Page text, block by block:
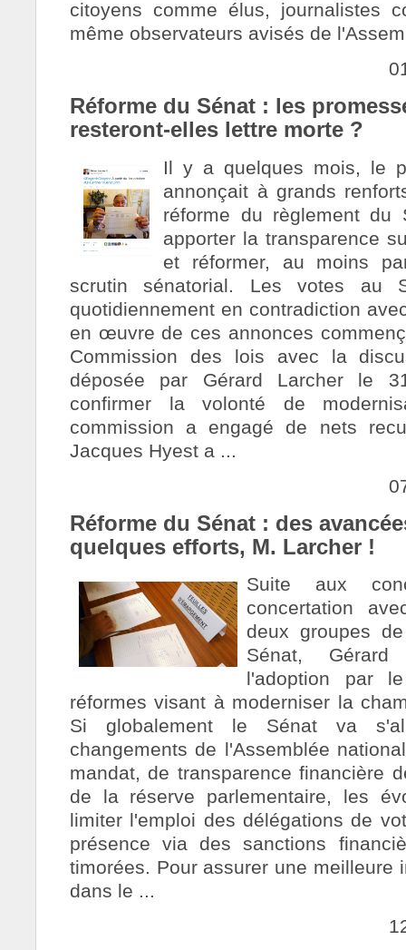
citoyens comme élus, journalistes
même observateurs avisés de
Réforme du Sénat : les
resteront-elles lettre morte ?
Il y a quelques mois, le
annonçait à grands
réforme du règlement du
apporter la transparence
et réformer, au moins
scrutin sénatorial. Les votes au
quotidiennement en contradiction
en œuvre de ces annonces
Commission des lois avec la
déposée par Gérard Larcher le
confirmer la volonté de
commission a engagé de nets
Jacques Hyest a ...
Réforme du Sénat : des
quelques efforts, M. Larcher !
Suite aux
concertation
deux groupes
Sénat,
l'adoption par
réformes visant à moderniser la
Si globalement le Sénat va
changements de l'Assemblée
mandat, de transparence financière
de la réserve parlementaire, les
limiter l'emploi des délégations de
présence via des sanctions
timorées. Pour assurer une meilleure
dans le ...